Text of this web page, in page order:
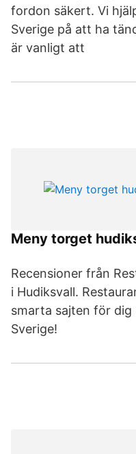
fordon säkert. Vi
Sverige på att ha
är vanligt att
Meny torget
Recensioner från
i Hudiksvall.
smarta sajten för dig
Sverige!